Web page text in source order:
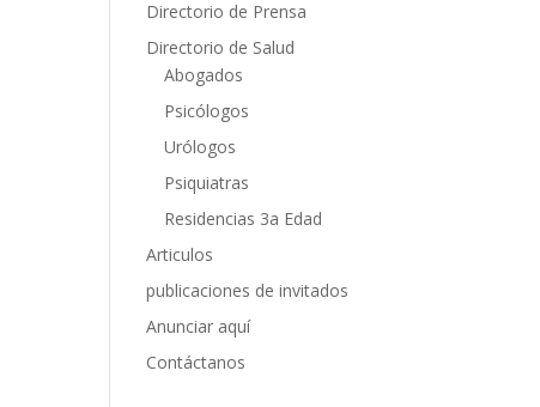
Directorio de Prensa
Directorio de Salud
Abogados
Psicólogos
Urólogos
Psiquiatras
Residencias 3a Edad
Articulos
publicaciones de invitados
Anunciar aquí
Contáctanos